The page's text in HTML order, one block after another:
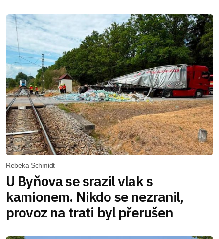
Rebeka Schmidt
U Byňova se srazil vlak s
kamionem. Nikdo se nezranil,
provoz na trati byl přerušen